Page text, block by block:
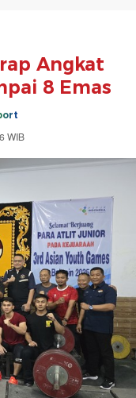
Angkat
8 Emas
WIB